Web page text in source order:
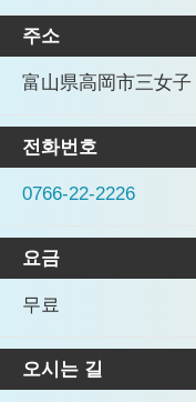
주소
富山県高岡市三女子
전화번호
0766-22-2226
요금
무료
오시는 길